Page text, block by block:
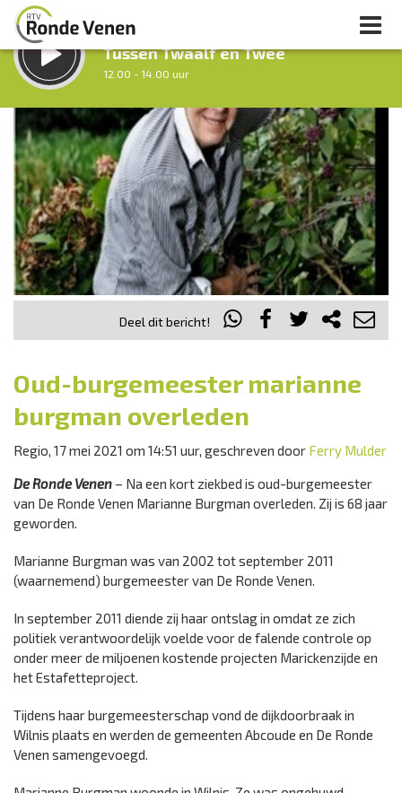
LUISTER LIVE:
Tussen Twaalf en Twee
12.00 - 14.00 uur
STRAKS:
Middag Venen
14.00 - 18.00 uur
Vorig uur
uur 1 van 0 Volgend uur
Inklappen
Deel dit bericht!
Oud-burgemeester marianne
burgman overleden
Regio, 17 mei 2021 om 14:51 uur, geschreven door Ferry Mulder
De Ronde Venen – Na een kort ziekbed is oud-burgemeester
van De Ronde Venen Marianne Burgman overleden. Zij is 68 jaar
geworden.
Marianne Burgman was van 2002 tot september 2011
(waarnemend) burgemeester van De Ronde Venen.
In september 2011 diende zij haar ontslag in omdat ze zich
politiek verantwoordelijk voelde voor de falende controle op
onder meer de miljoenen kostende projecten Marickenzijde en
het Estafetteproject.
Tijdens haar burgemeesterschap vond de dijkdoorbraak in
Wilnis plaats en werden de gemeenten Abcoude en De Ronde
Venen samengevoegd.